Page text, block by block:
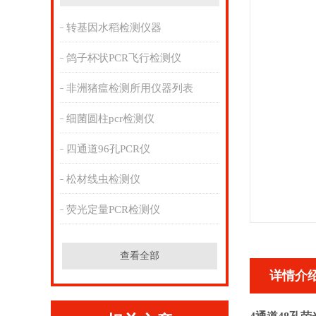
转基因水稻检测仪器
鸽子杯状PCR飞行检测仪
非洲猪瘟检测所用仪器列表
细菌圆柱pcr检测仪
四通道96孔PCR仪
松材线虫检测仪
荧光定量PCR检测仪
查看全部
详情介